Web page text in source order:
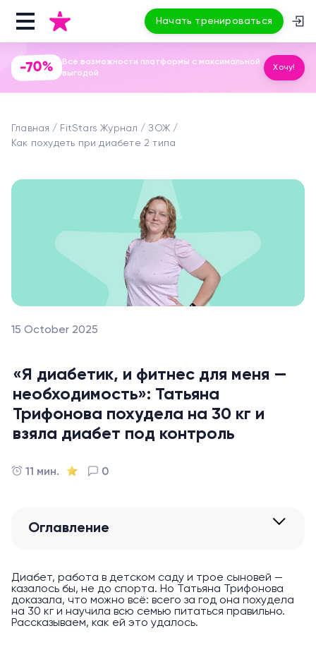
Начать тренироваться
-70%
Все возможности платформы с максимальной
выгодой
Хочу!
Главная FitStars Журнал
ЗОЖ
Как похудеть при диабете 2 типа
15 October 2025
«Я диабетик, и фитнес для меня —
необходимость»: Татьяна
Трифонова похудела на 30 кг и
взяла диабет под контроль
11 мин. 0
Оглавление
Диабет, работа в детском саду и трое сыновей —
казалось бы, не до спорта. Но Татьяна Трифонова
доказала, что можно всё: всего за год она похудела
на 30 кг и научила всю семью питаться правильно.
Рассказываем, как ей это удалось.